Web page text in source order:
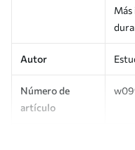
Autor
Número de
artículo